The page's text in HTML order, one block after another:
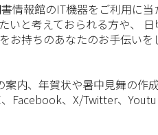
情報館のIT機器をご利用に
いと考えておられる方や、
お持ちのあなたのお手伝い
内、年賀状や暑中見舞の作
Facebook、X/Twitter、